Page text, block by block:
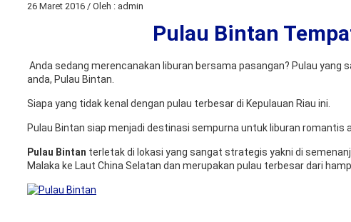
26 Maret 2016 / Oleh : admin
Pulau Bintan
Anda sedang merencanakan liburan bersama pasangan? Pulau
anda, Pulau Bintan.
Siapa yang tidak kenal dengan pulau terbesar di Kepulauan Riau ini.
Pulau Bintan siap menjadi destinasi sempurna untuk liburan romantis
Pulau Bintan terletak di lokasi yang sangat strategis yakni di
Malaka ke Laut China Selatan dan merupakan pulau terbesar dari